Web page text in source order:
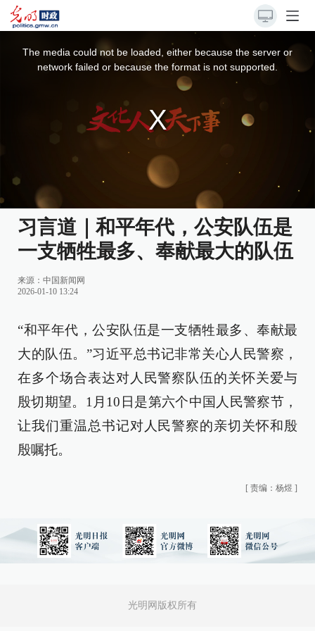
The media could not be loaded, either because the server or
network failed or because the format is not supported.
习言道｜和平年代，公安队伍是
一支牺牲最多、奉献最大的队伍
来源： 中国新闻网
2026-01-10 13:24
“和平年代，公安队伍是一支牺牲最多、奉献最
大的队伍。”习近平总书记非常关心人民警察，
在多个场合表达对人民警察队伍的关怀关爱与
殷切期望。1月10日是第六个中国人民警察节，
让我们重温总书记对人民警察的亲切关怀和殷
殷嘱托。
[ 责编：杨煜 ]
光明网版权所有